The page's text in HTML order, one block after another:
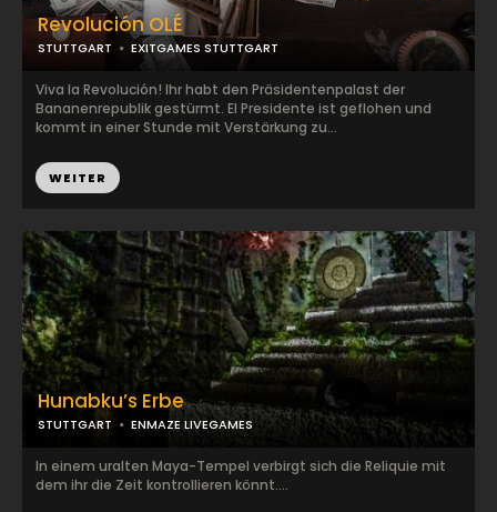
Hunabku’s Erbe
STUTTGART ENMAZE LIVEGAMES
In einem uralten Maya-Tempel verbirgt sich die Reliquie mit
dem ihr die Zeit kontrollieren könnt....
Revolución OLÉ
STUTTGART EXITGAMES STUTTGART
Viva la Revolución! Ihr habt den Präsidentenpalast der
Bananenrepublik gestürmt. El Presidente ist geflohen und
kommt in einer Stunde mit Verstärkung zu...
WEITER